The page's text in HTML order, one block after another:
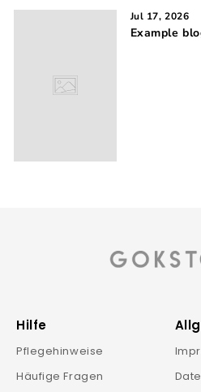
Jul 17, 2026
Example
Hilfe
Pflegehinweise
Häufige Fragen